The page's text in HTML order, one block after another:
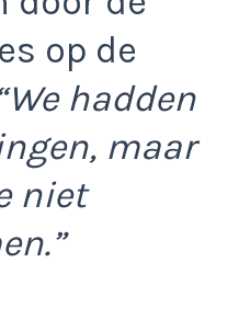
op de
hadden
maar
niet